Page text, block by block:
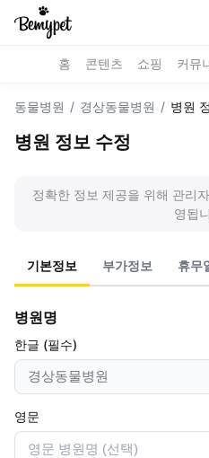
홈 콘텐츠 쇼핑 커뮤
동물병원 / 경상동물병원 / 병원
병원 정보 수정
정확한 정보 제공을 위해 관리
영됩
기본정보 부가정보 휴무
병원명
한글 (필수)
영문